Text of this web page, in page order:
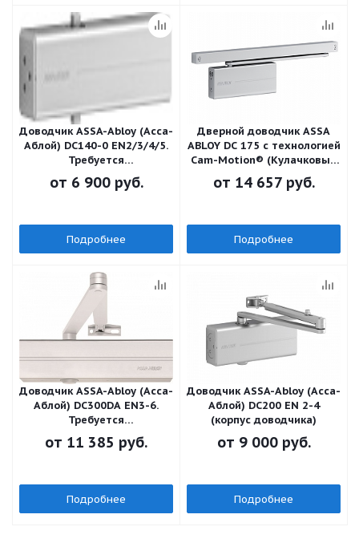
Доводчик ASSA-Abloy (Асса-
Аблой) DC140-0 EN2/3/4/5.
Требуется
доукомплектация
от 6 900 руб.
Подробнее
Дверной доводчик ASSA
ABLOY DC 175 с технологией
Cam-Motion® (Кулачковый
доводчик начального
уровня) со скользящей
от 14 657 руб.
Подробнее
Доводчик ASSA-Abloy (Асса-
Аблой) DC300DA EN3-6.
Требуется
доукомплектация
от 11 385 руб.
Подробнее
Доводчик ASSA-Abloy (Асса-
Аблой) DC200 EN 2-4
(корпус доводчика)
от 9 000 руб.
Подробнее